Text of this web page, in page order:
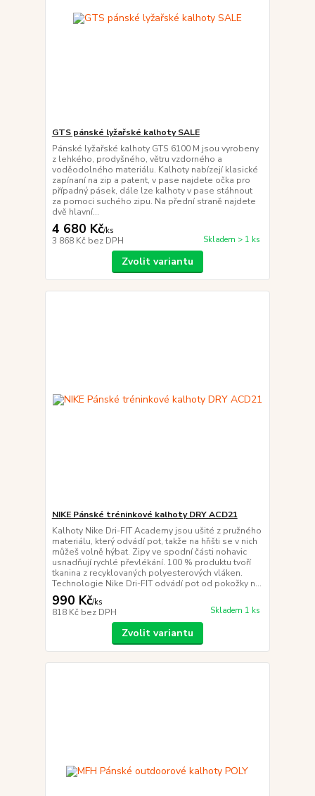
GTS pánské lyžařské kalhoty SALE
Pánské lyžařské kalhoty GTS 6100 M jsou vyrobeny
z lehkého, prodyšného, větru vzdorného a
voděodolného materiálu. Kalhoty nabízejí klasické
zapínaní na zip a patent, v pase najdete očka pro
případný pásek, dále lze kalhoty v pase stáhnout
za pomoci suchého zipu. Na přední straně najdete
dvě hlavní...
4 680 Kč/ks
3 868 Kč bez DPH Skladem > 1 ks
Zvolit variantu
NIKE Pánské tréninkové kalhoty DRY ACD21
Kalhoty Nike Dri-FIT Academy jsou ušité z pružného
materiálu, který odvádí pot, takže na hřišti se v nich
můžeš volně hýbat. Zipy ve spodní části nohavic
usnadňují rychlé převlékání. 100 % produktu tvoří
tkanina z recyklovaných polyesterových vláken.
Technologie Nike Dri-FIT odvádí pot od pokožky n...
990 Kč/ks
818 Kč bez DPH Skladem 1 ks
Zvolit variantu